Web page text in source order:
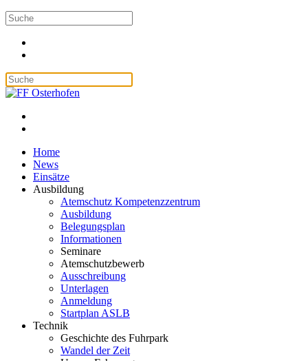
Home
News
Einsätze
Ausbildung
Atemschutz Kompetenzzentrum
Ausbildung
Belegungsplan
Informationen
Seminare
Atemschutzbewerb
Ausschreibung
Unterlagen
Anmeldung
Startplan ASLB
Technik
Geschichte des Fuhrpark
Wandel der Zeit